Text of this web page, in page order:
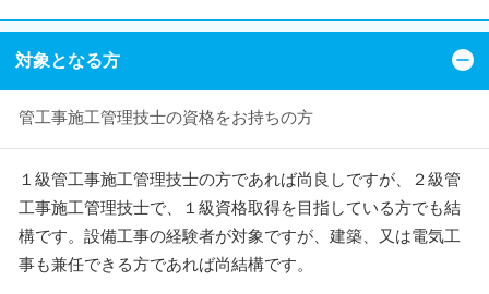
対象となる方
管工事施工管理技士の資格をお持ちの方
１級管工事施工管理技士の方であれば尚良しですが、２級管
工事施工管理技士で、１級資格取得を目指している方でも結
構です。設備工事の経験者が対象ですが、建築、又は電気工
事も兼任できる方であれば尚結構です。